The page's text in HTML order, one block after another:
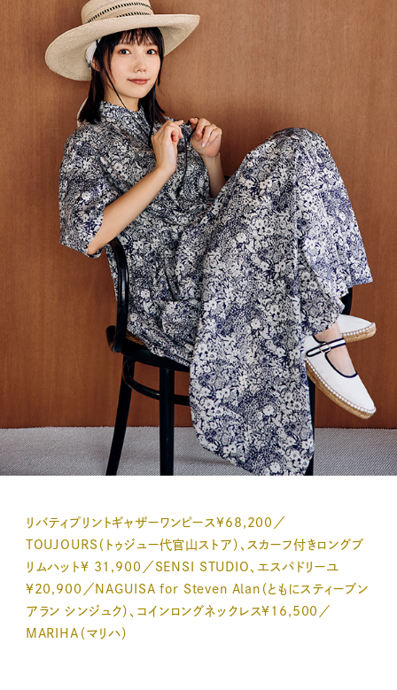
リバティプリントギャザーワンピース¥68,200／
TOUJOURS（トゥジュー代官山ストア）、スカーフ付きロングブ
リムハット¥ 31,900／SENSI STUDIO、エスパドリーユ
¥20,900／NAGUISA for Steven Alan（ともにスティーブン
アラン シンジュク）、コインロングネックレス¥16,500／
MARIHA（マリハ）